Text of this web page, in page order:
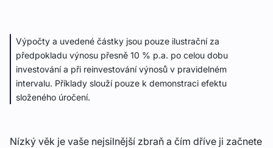
Výpočty a uvedené částky jsou pouze ilustrační za
předpokladu výnosu přesně 10 % p.a. po celou dobu
investování a při reinvestování výnosů v pravidelném
intervalu. Příklady slouží pouze k demonstraci efektu
složeného úročení.
Nízký věk je vaše nejsilnější zbraň a čím dříve ji začnete